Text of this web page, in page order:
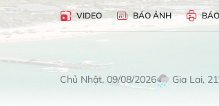
VIDEO BÁO ẢNH
Chủ Nhật, 09/08/2026 Gia Lai,